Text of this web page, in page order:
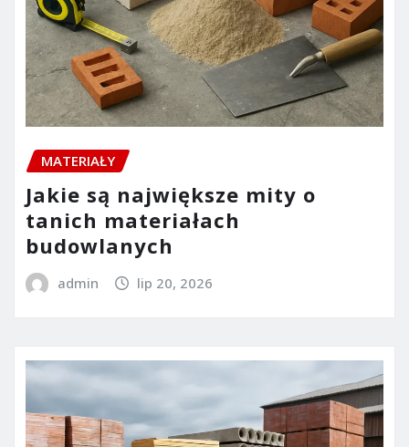
MATERIAŁY
Jakie są największe mity o
tanich materiałach
budowlanych
admin lip 20, 2026